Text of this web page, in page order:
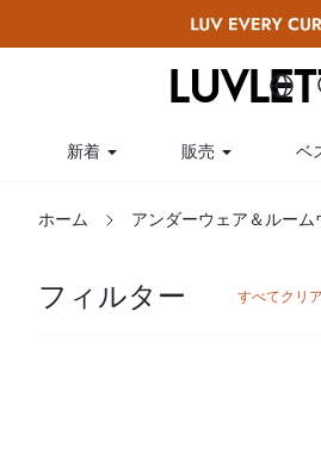
新着 販売 ベ
ホーム アンダーウェア＆ルーム
フィルター すべてクリア